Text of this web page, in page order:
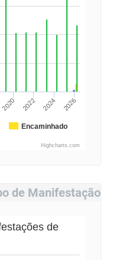
Encaminhado
2020 2022 2024 2026
Highcharts.com
de Manifestação
de